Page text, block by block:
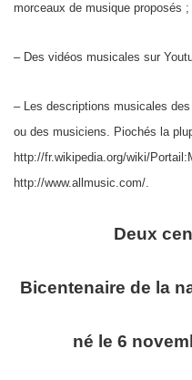
morceaux de musique proposés ;
– Des vidéos musicales sur
– Les descriptions musicales
ou des musiciens. Piochés la
http://fr.wikipedia.org/wiki/
http://www.allmusic.com/.
Deux
Bicentenaire de la
né le 6